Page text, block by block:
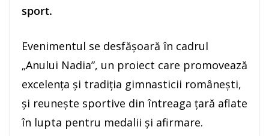
sport.
Evenimentul se desfășoară în cadrul
„Anului Nadia”, un proiect care promovează
excelența și tradiția gimnasticii românești,
și reunește sportive din întreaga țară aflate
în lupta pentru medalii și afirmare.